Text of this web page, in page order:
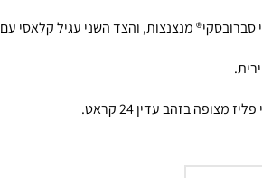
מנצנצות, והצד השני עגיל קלאסי עם 3 אבנים זוהרות.
מצופה בזהב עדין 24 קראט.